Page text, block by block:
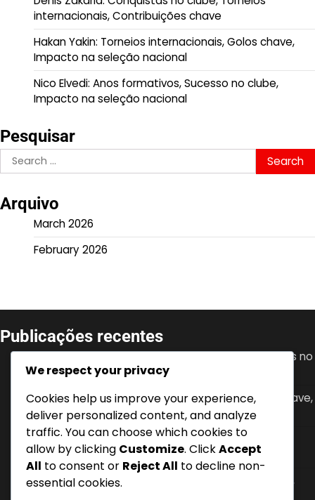
internacionais, Contribuições chave
Hakan Yakin: Torneios internacionais, Golos chave,
Impacto na seleção nacional
Nico Elvedi: Anos formativos, Sucesso no clube,
Impacto na seleção nacional
Pesquisar
Search
for:
Arquivo
March 2026
February 2026
Publicações recentes
Granit Xhaka: Desenvolvimento juvenil, Conquistas no
clube, Papel de liderança
Mario Gavranović: Internacionalizações, Golos-chave,
Impacto na seleção nacional
Denis Zakaria: Conquistas no clube, Torneios
internacionais, Contribuições chave
Hakan Yakin: Torneios internacionais, Golos chave,
We respect your privacy
Cookies help us improve your experience,
deliver personalized content, and analyze
traffic. You can choose which cookies to
allow by clicking Customize. ClickAccept
All to consent or Reject All to decline non-
essential cookies.